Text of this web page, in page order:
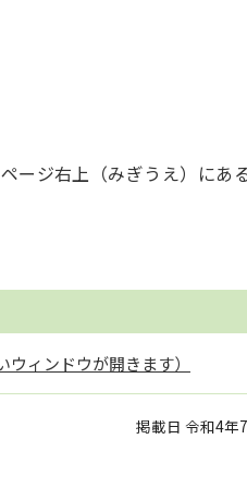
ジ右上（みぎうえ）にあ
ィンドウが開きます）
掲載日 令和4年